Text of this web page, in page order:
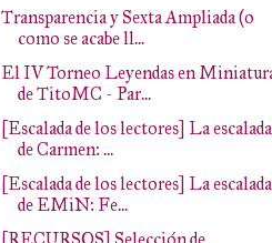
Transparencia y Sexta Ampliada (o
como se acabe ll...
El IV Torneo Leyendas en
de TitoMC - Par...
[Escalada de los lectores] La escalada
de Carmen: ...
[Escalada de los lectores] La escalada
de EMiN: Fe...